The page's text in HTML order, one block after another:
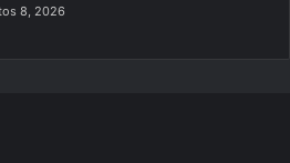
8, 2026